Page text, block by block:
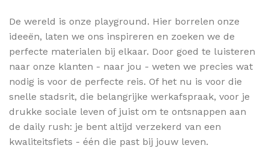
De wereld is onze playground. Hier borrelen onze
ideeën, laten we ons inspireren en zoeken we de
perfecte materialen bij elkaar. Door goed te luisteren
naar onze klanten - naar jou - weten we precies wat
nodig is voor de perfecte reis. Of het nu is voor die
snelle stadsrit, die belangrijke werkafspraak, voor je
drukke sociale leven of juist om te ontsnappen aan
de daily rush: je bent altijd verzekerd van een
kwaliteitsfiets - één die past bij jouw leven.